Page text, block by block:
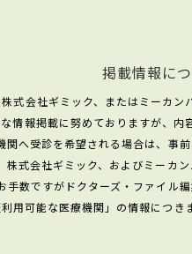
掲載情報に
式会社ギミック、またはミーカン
情報掲載に努めておりますが、内
関へ受診を希望される場合は、事
式会社ギミック、およびミーカ
数ですがドクターズ・ファイル
用可能な医療機関」の情報につ